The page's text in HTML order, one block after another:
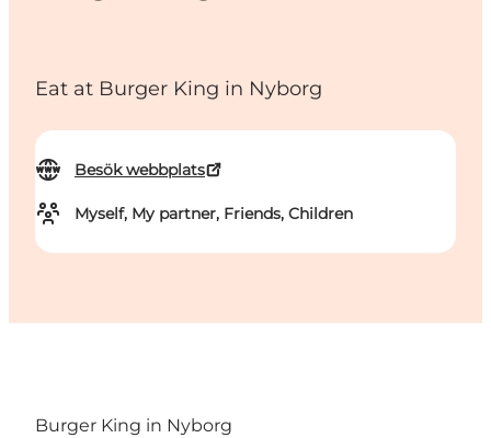
Eat at Burger King in Nyborg
Besök webbplats
Myself, My partner, Friends, Children
Burger King in Nyborg